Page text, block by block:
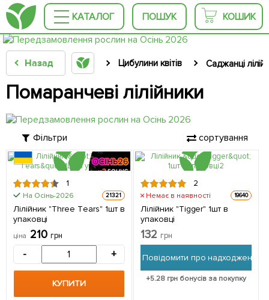
КАТАЛОГ ПОШУК КОШИК
Назад Цибулини квітів Саджанці
Помаранчеві лілійники
Фільтри сортування
1
На Осінь-2026 21321
Лілійник "Three Тears" 1шт в
упаковці
ціна 210 грн
- +
КУПИТИ
2
Немає в наявності 19640
Лілійник "Tigger" 1шт в
упаковці
132 грн
Повідомити про надходження
+5.28 грн бонусів за покупку